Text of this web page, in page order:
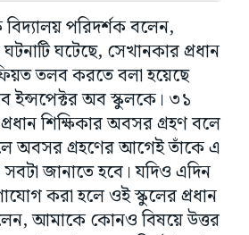
পরিদর্শক বলেন,
ঘটনাটি ঘটেছে, সেখানকার প্রধান
তলব করতে বলা হয়েছে
ইন্সপেক্টর অব স্কুলকে। ৩১
শিক্ষিকার অবসর গ্রহণ বলে
অবসর গ্রহণের আগেই তাঁকে এ
সবটা জানাতে হবে। যদিও এদিন
করা হলে ওই স্কুলের প্রধান
আমাকে কোনও বিষয়ে উত্তর